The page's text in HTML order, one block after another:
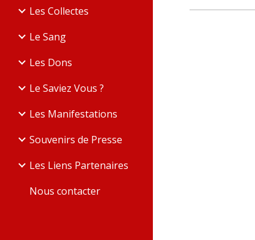
Les Collectes
Le Sang
Les Dons
Le Saviez Vous ?
Les Manifestations
Souvenirs de Presse
Les Liens Partenaires
Nous contacter